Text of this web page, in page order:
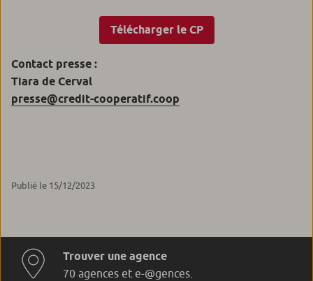
Télécharger le CP
Contact presse :
Tiara de Cerval
presse@credit-cooperatif.coop
Publié le 15/12/2023
Trouver une agence
70 agences et e-@gences.